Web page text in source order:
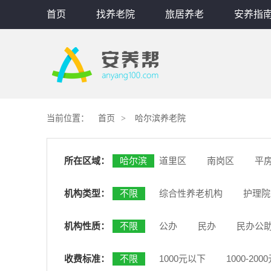
首页 找养老院 旅居养老 安养指
当前位置： 首页 哈尔滨养老院
所在区域： 哈尔滨 道里区 南岗区 平
机构类型： 不限 综合性养老机构 护理院
机构性质： 不限 公办 民办 民办公
收费标准： 不限 1000元以下 1000-2000